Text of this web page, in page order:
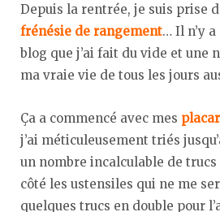
Depuis la rentrée, je suis prise
frénésie de rangement… Il n’y
blog que j’ai fait du vide et une
ma vraie vie de tous les jours
Ça a commencé avec mes
j’ai méticuleusement triés
un nombre incalculable de trucs
côté les ustensiles qui ne me
quelques trucs en double pour